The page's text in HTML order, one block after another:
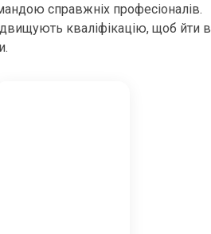
справжніх професіоналів.
кваліфікацію, щоб йти в